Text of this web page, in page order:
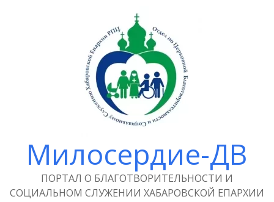
Милосердие-ДВ
ПОРТАЛ О БЛАГОТВОРИТЕЛЬНОСТИ И
СОЦИАЛЬНОМ СЛУЖЕНИИ ХАБАРОВСКОЙ ЕПАРХИИ